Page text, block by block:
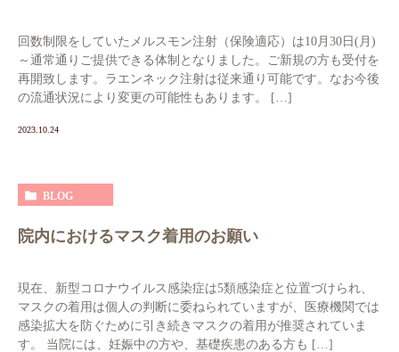
回数制限をしていたメルスモン注射（保険適応）は10月30日(月)
～通常通りご提供できる体制となりました。ご新規の方も受付を
再開致します。ラエンネック注射は従来通り可能です。なお今後
の流通状況により変更の可能性もあります。 […]
2023.10.24
BLOG
院内におけるマスク着用のお願い
現在、新型コロナウイルス感染症は5類感染症と位置づけられ、
マスクの着用は個人の判断に委ねられていますが、医療機関では
感染拡大を防ぐために引き続きマスクの着用が推奨されていま
す。 当院には、妊娠中の方や、基礎疾患のある方も […]